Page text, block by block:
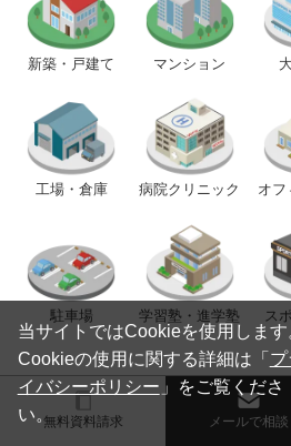
新築・戸建て マンション
工場・倉庫 病院クリニック オフ
駐車場 学習塾・進学塾 ス
キャンペーン情報
無料資料請求 メールで相談
当サイトではCookieを使用します
Cookieの使用に関する詳細は「 プ
イバシーポリシー 」をご覧くださ
い。